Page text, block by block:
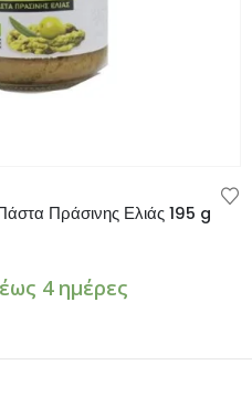
Πράσινης Ελιάς 195 g
4 ημέρες